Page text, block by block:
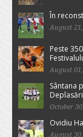
În
August
Peste
August
Sântana
October
Ovidiu
August